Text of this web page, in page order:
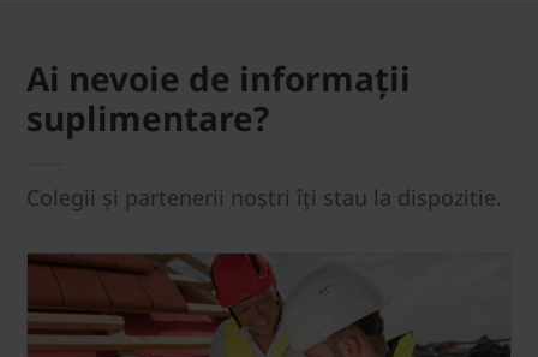
Ai nevoie de informații
suplimentare?
Colegii și partenerii noștri îți stau la dispozitie.